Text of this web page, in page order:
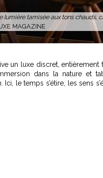
lumière tamisée aux tons chauds,
MAGAZINE
un luxe discret,
dans la nature et
le temps s’étire, les sens